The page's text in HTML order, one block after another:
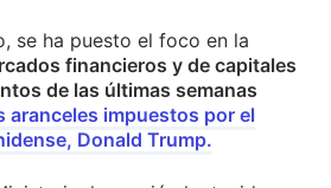
se ha puesto el foco en la
financieros y de capitales
de las últimas semanas
aranceles impuestos por el
Donald Trump.